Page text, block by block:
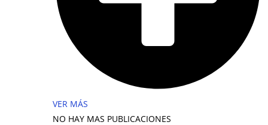
VER MÁS
NO HAY MAS PUBLICACIONES